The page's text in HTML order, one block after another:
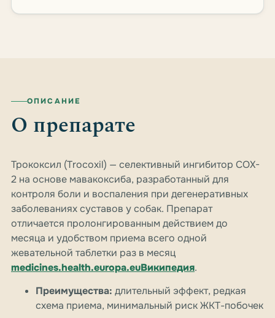
ОПИСАНИЕ
О препарате
Трококсил (Trocoxil) — селективный ингибитор COX-
2 на основе мавакоксиба, разработанный для
контроля боли и воспаления при дегенеративных
заболеваниях суставов у собак. Препарат
отличается пролонгированным действием до
месяца и удобством приема всего одной
жевательной таблетки раз в месяц
medicines.health.europa.euВикипедия.
Преимущества: длительный эффект, редкая
схема приема, минимальный риск ЖКТ-побочек